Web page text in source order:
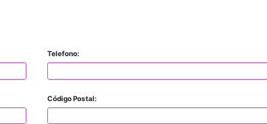
Telefono:
Código Postal: